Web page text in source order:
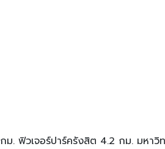
. ฟิวเจอร์ปาร์ครังสิต 4.2 กม. มหา